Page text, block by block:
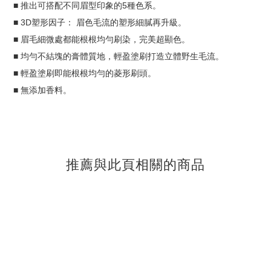
■ 推出可搭配不同眉型印象的5種色系。
■ 3D塑形因子： 眉色毛流的塑形細膩再升級。
■ 眉毛細微處都能根根均勻刷染，完美超顯色。
■ 均勻不結塊的膏體質地，輕盈塗刷打造立體野生毛流。
■ 輕盈塗刷即能根根均勻的菱形刷頭。
■ 無添加香料。
推薦與此頁相關的商品